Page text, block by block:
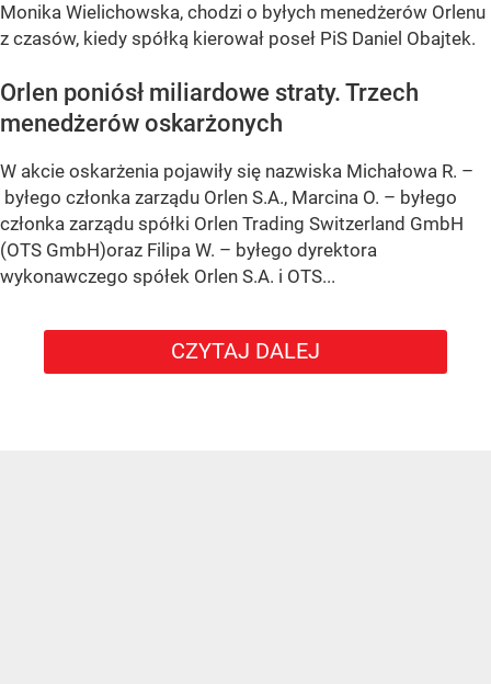
Monika Wielichowska, chodzi o byłych menedżerów Orlenu
z czasów, kiedy spółką kierował poseł PiS Daniel Obajtek.
Orlen poniósł miliardowe straty. Trzech
menedżerów oskarżonych
W akcie oskarżenia pojawiły się nazwiska Michałowa R. –
byłego członka zarządu Orlen S.A., Marcina O. – byłego
członka zarządu spółki Orlen Trading Switzerland GmbH
(OTS GmbH)oraz Filipa W. – byłego dyrektora
wykonawczego spółek Orlen S.A. i OTS...
CZYTAJ DALEJ